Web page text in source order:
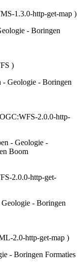
1.3.0-http-get-map )
- Boringen
)
Geologie - Boringen
OGC:WFS-2.0.0-http-
- Geologie -
Boom
2.0.0-http-get-
- Boringen
2.0-http-get-map )
- Boringen Formaties